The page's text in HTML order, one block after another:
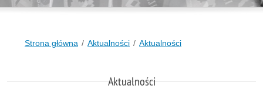
Strona główna Aktualności Aktualności
Aktualności